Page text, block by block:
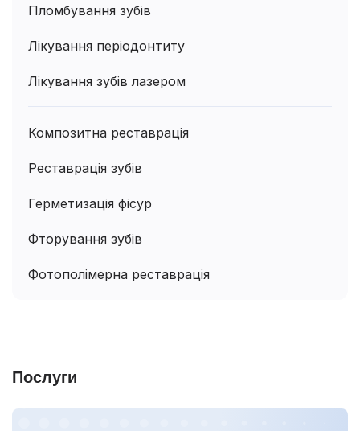
Пломбування зубів
Лікування періодонтиту
Лікування зубів лазером
Композитна реставрація
Реставрація зубів
Герметизація фісур
Фторування зубів
Фотополімерна реставрація
Послуги